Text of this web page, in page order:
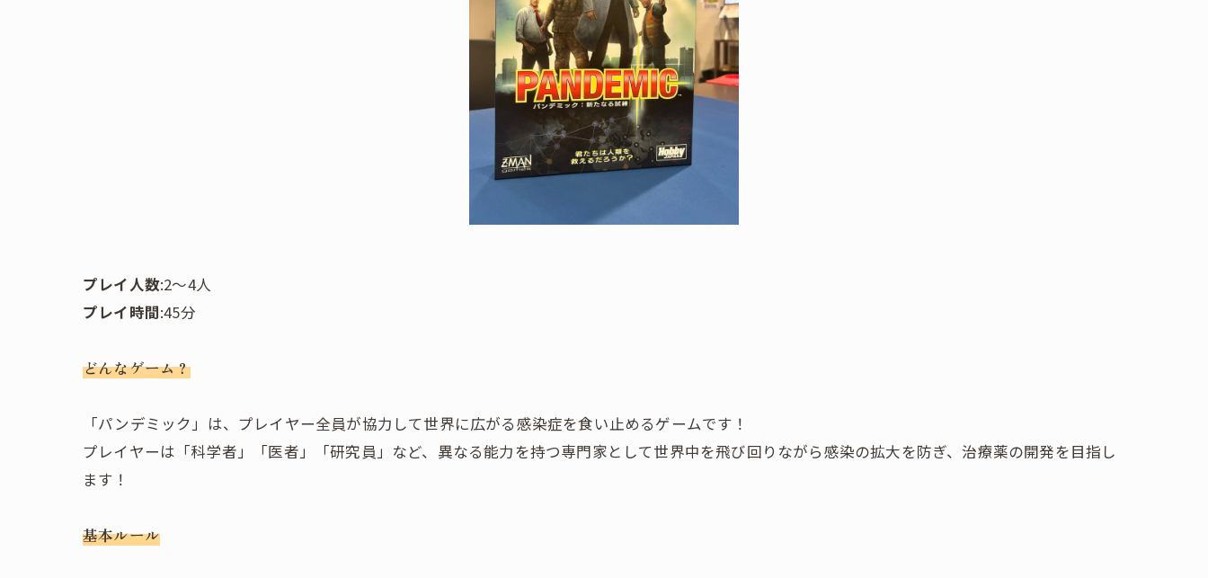
プレイ人数:2〜4人
プレイ時間:45分
どんなゲーム？
「パンデミック」は、プレイヤー全員が協力して世界に広がる感染症を食い止めるゲームです！
プレイヤーは「科学者」「医者」「研究員」など、異なる能力を持つ専門家として世界中を飛び回りながら感染の拡大を防ぎ、治療薬の開発を目指し
ます！
基本ルール